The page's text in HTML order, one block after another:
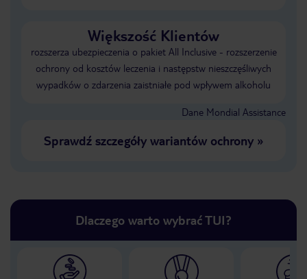
Większość Klientów
rozszerza ubezpieczenia o pakiet All Inclusive - rozszerzenie
ochrony od kosztów leczenia i następstw nieszczęśliwych
wypadków o zdarzenia zaistniałe pod wpływem alkoholu
Dane Mondial Assistance
Sprawdź szczegóły wariantów ochrony»
Dlaczego warto wybrać TUI?